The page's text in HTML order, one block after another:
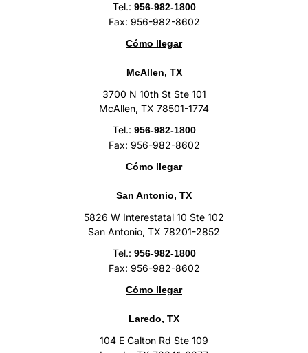
Tel.: 956-982-1800
Fax: 956-982-8602
Cómo llegar
McAllen, TX
3700 N 10th St Ste 101
McAllen, TX 78501-1774
Tel.: 956-982-1800
Fax: 956-982-8602
Cómo llegar
San Antonio, TX
5826 W Interestatal 10 Ste 102
San Antonio, TX 78201-2852
Tel.: 956-982-1800
Fax: 956-982-8602
Cómo llegar
Laredo, TX
104 E Calton Rd Ste 109